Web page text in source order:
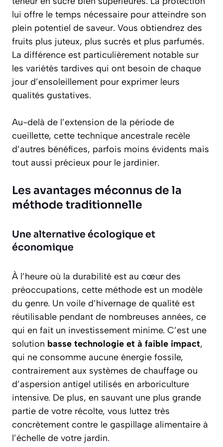
lui offre le temps nécessaire pour atteindre son
plein potentiel de saveur. Vous obtiendrez des
fruits plus juteux, plus sucrés et plus parfumés.
La différence est particulièrement notable sur
les variétés tardives qui ont besoin de chaque
jour d’ensoleillement pour exprimer leurs
qualités gustatives.
Au-delà de l’extension de la période de
cueillette, cette technique ancestrale recèle
d’autres bénéfices, parfois moins évidents mais
tout aussi précieux pour le jardinier.
Les avantages méconnus de la
méthode traditionnelle
Une alternative écologique et
économique
À l’heure où la durabilité est au cœur des
préoccupations, cette méthode est un modèle
du genre. Un voile d’hivernage de qualité est
réutilisable pendant de nombreuses années, ce
qui en fait un investissement minime. C’est une
solution basse technologie et à faible impact,
qui ne consomme aucune énergie fossile,
contrairement aux systèmes de chauffage ou
d’aspersion antigel utilisés en arboriculture
intensive. De plus, en sauvant une plus grande
partie de votre récolte, vous luttez très
concrètement contre le gaspillage alimentaire à
l’échelle de votre jardin.